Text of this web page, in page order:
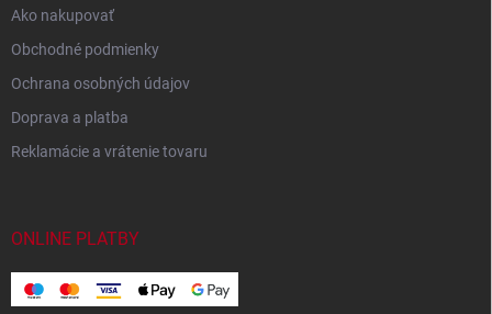
Ako nakupovať
Obchodné podmienky
Ochrana osobných údajov
Doprava a platba
Reklamácie a vrátenie tovaru
ONLINE PLATBY